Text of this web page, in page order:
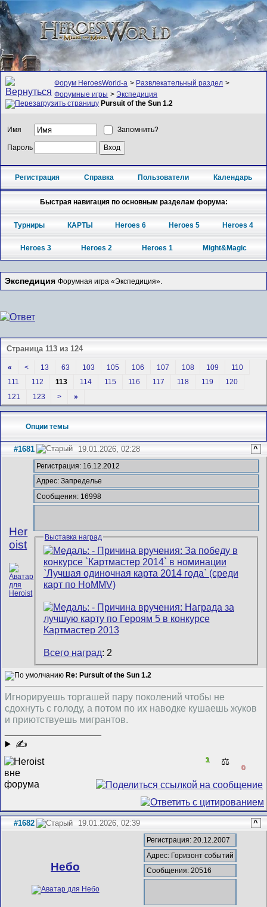
Форум HeroesWorld-а > Развлекательный раздел >
Форумные игры >Экспедиция
Pursuit of the Sun 1.2
Имя Запомнить?
Пароль
Регистрация Справка Пользователи Календарь
Быстрая навигация по основным разделам форума:
Турниры КАРТЫ Heroes 6 Heroes 5 Heroes 4
Heroes 3 Heroes 2 Heroes 1 Might&Magic
Экспедиция Форумная игра «Экспедиция».
Страница 113 из 124
« < 13 63 103 105 106 107 108 109
110
111
112 113 114 115 116 117 118 119
120
121
123 > »
Опции темы
#1681 19.01.2026, 02:28 ^
Her
oist
Регистрация: 16.12.2012
Адрес: Запределье
Сообщения: 16998
Выставка наград
Всего наград: 2
Re: Pursuit of the Sun 1.2
Игнорируешь торгашей пару поколений чтобы не
сдохнуть с голоду, а потом по их наводке кушаешь жуков
и приютствуешь мигрантов.
✍
1 ⚖️
0
#1682 19.01.2026, 02:39 ^
Небо
Регистрация: 20.12.2007
Адрес: Горизонт событий
Сообщения: 20516